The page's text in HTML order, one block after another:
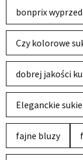
bonprix
Czy kolorowe
dobrej jakości
Eleganckie
fajne bluzy